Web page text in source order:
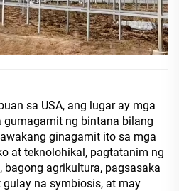
sa USA, ang lugar ay mga
gumagamit ng bintana bilang
ginagamit ito sa mga
at teknolohikal, pagtatanim ng
bagong agrikultura, pagsasaka
na symbiosis, at may